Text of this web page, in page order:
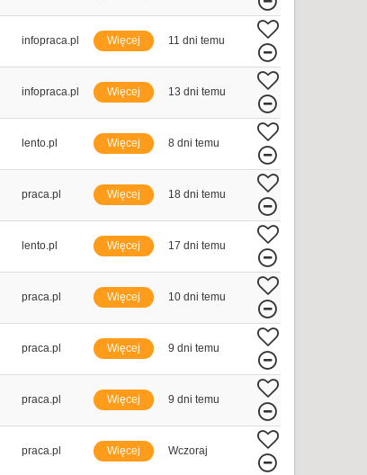
infopraca.pl Więcej 11 dni temu
infopraca.pl Więcej 13 dni temu
lento.pl Więcej 8 dni temu
praca.pl Więcej 18 dni temu
lento.pl Więcej 17 dni temu
praca.pl Więcej 10 dni temu
praca.pl Więcej 9 dni temu
praca.pl Więcej 9 dni temu
praca.pl Więcej Wczoraj